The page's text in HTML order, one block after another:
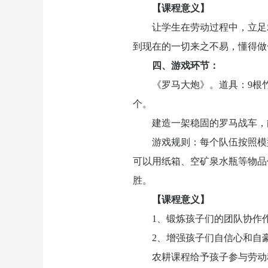
【课程意义】
让学生在劳动过程中，立
到现在的一切来之不易，懂得
四、游戏环节：
《罗马大炮》。道具：9
个。
建造一架稳固的罗马战车
游戏规则：每个队伍按照
可以用纸箱、空矿泉水瓶等物
胜。
【课程意义】
1、锻炼孩子们的团队协作
2、增强孩子们自信心和自
农耕课程给予孩子参与劳